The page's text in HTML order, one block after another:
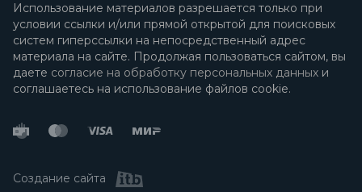
Использование материалов разрешается только при
условии ссылки и/или прямой открытой для поисковых
систем гиперссылки на непосредственный адрес
материала на сайте. Продолжая пользоваться сайтом, вы
даете согласие на обработку персональных данных и
соглашаетесь на использование файлов cookie.
Создание сайта